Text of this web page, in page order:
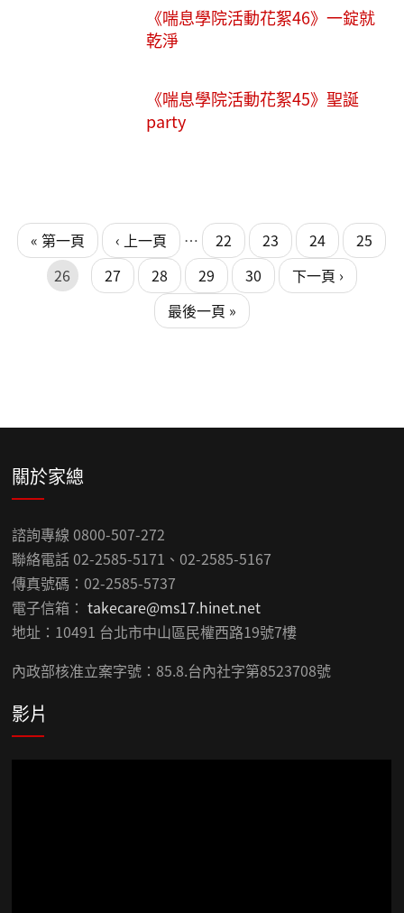
《喘息學院活動花絮46》一錠就
乾淨
《喘息學院活動花絮45》聖誕
party
頁面
« 第一頁 ‹ 上一頁 … 22 23 24
25
26
27 28 29 30
下一頁 ›
最後一頁 »
關於家總
諮詢專線 0800-507-272
聯絡電話 02-2585-5171、02-2585-5167
傳真號碼：02-2585-5737
電子信箱：takecare@ms17.hinet.net
地址：10491 台北市中山區民權西路19號7樓
內政部核准立案字號：85.8.台內社字第8523708號
影片